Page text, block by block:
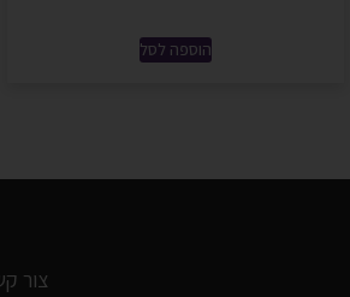
הוספה לסל
צור